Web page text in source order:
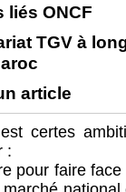
liés ONCF
TGV à
article
certes
:
pour faire